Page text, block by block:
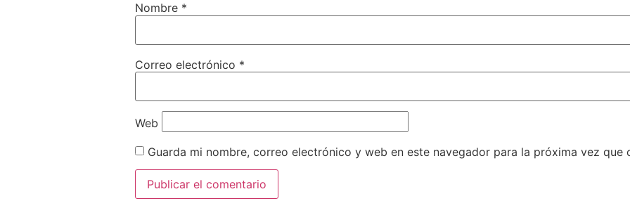
Nombre *
Correo electrónico *
Web
Guarda mi nombre, correo electrónico y web en este navegador para la próxima vez que